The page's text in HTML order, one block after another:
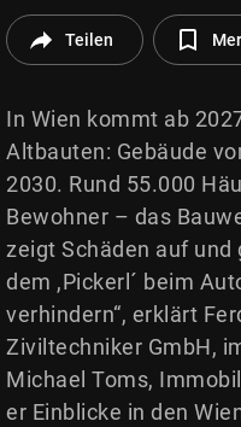
Teilen
In Wien kommt ab
Altbauten: Gebäude
2030. Rund 55.000
Bewohner – das
zeigt Schäden auf
dem ,Pickerl´ beim
verhindern“, erklärt
Ziviltechniker GmbH,
Michael Toms,
er Einblicke in den